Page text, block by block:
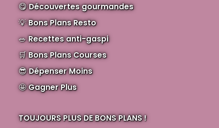
😋Découvertes gourmandes
💡Bons Plans Resto
🥗Recettes anti-gaspi
🛒Bons Plans Courses
😎Dépenser Moins
🤩Gagner Plus
TOUJOURS PLUS DE BONS PLANS !